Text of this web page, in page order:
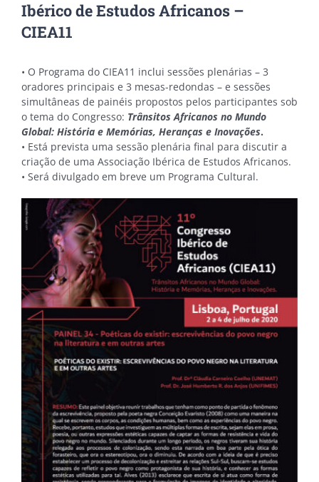
Ibérico de Estudos Africanos –
CIEA11
• O Programa do CIEA11 inclui sessões plenárias – 3
oradores principais e 3 mesas-redondas – e sessões
simultâneas de painéis propostos pelos participantes sob
o tema do Congresso: Trânsitos Africanos no Mundo
Global: História e Memórias, Heranças e Inovações.
• Está prevista uma sessão plenária final para discutir a
criação de uma Associação Ibérica de Estudos Africanos.
• Será divulgado em breve um Programa Cultural.